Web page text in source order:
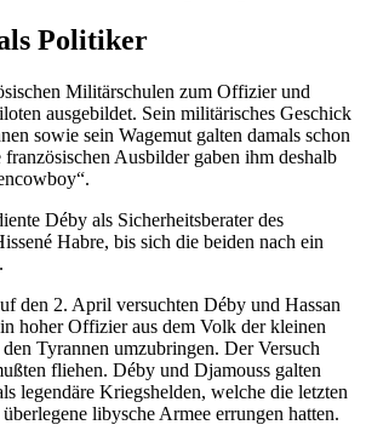
Politiker
Militärschulen zum Offizier und
ausgebildet. Sein militärisches Geschick
sowie sein Wagemut galten damals schon
französischen Ausbilder gaben ihm deshalb
Déby als Sicherheitsberater des
Habre, bis sich die beiden nach ein
den 2. April versuchten Déby und Hassan
hoher Offizier aus dem Volk der kleinen
Tyrannen umzubringen. Der Versuch
fliehen. Déby und Djamouss galten
legendäre Kriegshelden, welche die letzten
libysche Armee errungen hatten.